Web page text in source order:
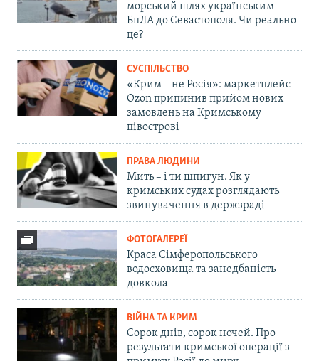
морський шлях українським
БпЛА до Севастополя. Чи реально
це?
СУСПІЛЬСТВО
«Крим – не Росія»: маркетплейс
Ozon припинив прийом нових
замовлень на Кримському
півострові
ПРАВА ЛЮДИНИ
Мить – і ти шпигун. Як у
кримських судах розглядають
звинувачення в держзраді
ФОТОГАЛЕРЕЇ
Краса Сімферопольського
водосховища та занедбаність
довкола
ВІЙНА ТА КРИМ
Сорок днів, сорок ночей. Про
результати кримської операції з